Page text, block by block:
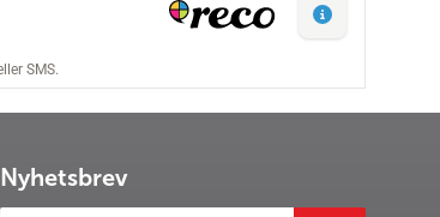
Nyhetsbrev